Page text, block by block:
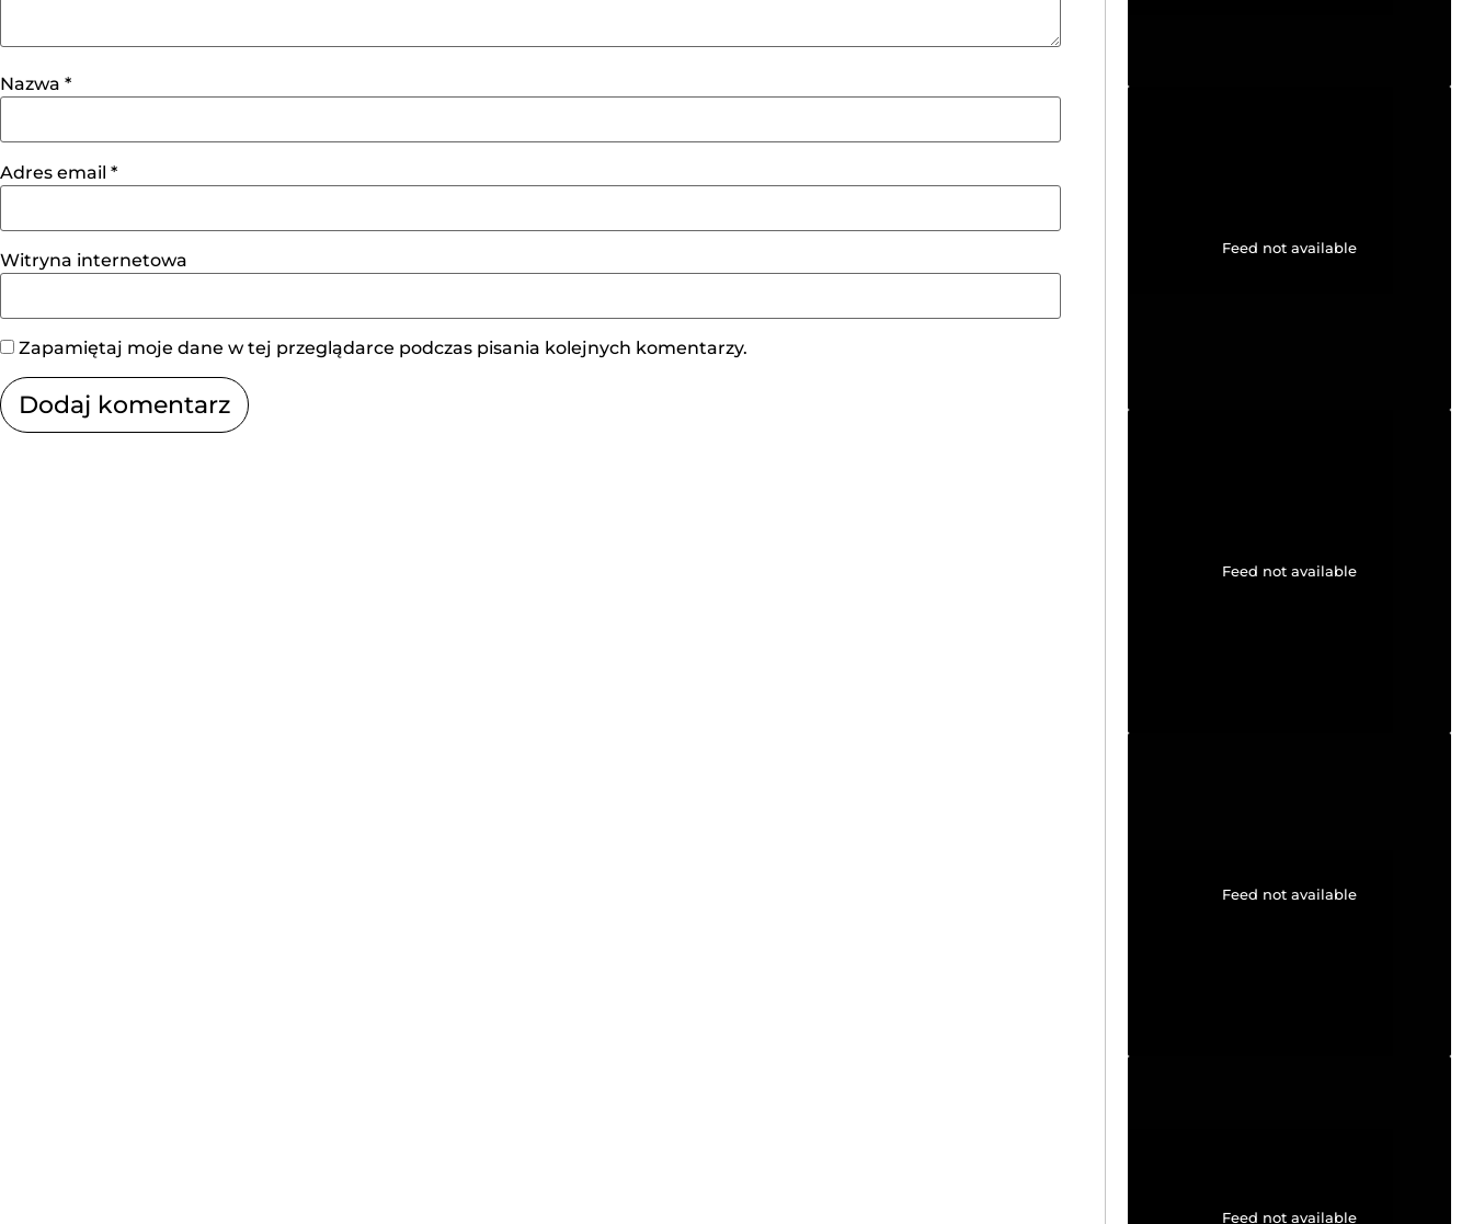
Nazwa *
Adres email *
Witryna internetowa
Zapamiętaj moje dane w tej przeglądarce podczas pisania kolejnych komentarzy.
Feed not available
Feed not available
Feed not available
Feed not available